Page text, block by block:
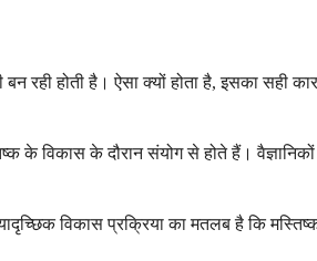
होती है। ऐसा क्यों होता है, इसका सही
के विकास के दौरान संयोग से होते हैं।
विकास प्रक्रिया का मतलब है कि